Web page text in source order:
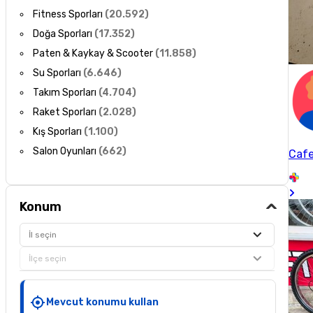
Fitness Sporları (20.592)
Doğa Sporları (17.352)
Paten & Kaykay & Scooter (11.858)
Su Sporları (6.646)
Takım Sporları (4.704)
Raket Sporları (2.028)
Kış Sporları (1.100)
Salon Oyunları (662)
Konum
İl seçin
İlçe seçin
Mevcut konumu kullan